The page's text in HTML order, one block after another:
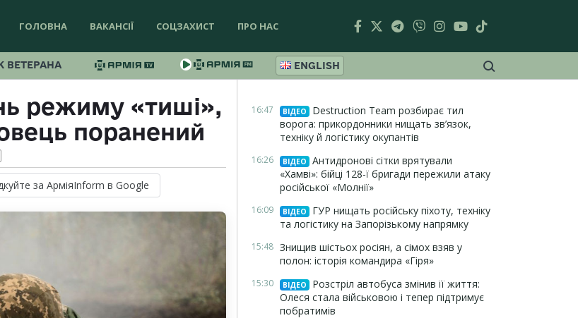
ГОЛОВНА ВАКАНСІЇ СОЦЗАХИСТ ПРО НАС
ВЕТЕРАНА ENGLISH
режиму «тиші»,
поранений
за АрміяInform в Google
16:47 ВІДЕО
Destruction Team розбирає тил
ворога: прикордонники нищать зв’язок,
техніку й логістику окупантів
16:26 ВІДЕО
Антидронові сітки врятували
«Хамві»: бійці 128-ї бригади пережили атаку
російської «Молнії»
16:09 ВІДЕО
ГУР нищать російську піхоту, техніку
та логістику на Запорізькому напрямку
15:48 Знищив шістьох росіян, а сімох взяв у
полон: історія командира «Гіря»
15:30 ВІДЕО
Розстріл автобуса змінив її життя:
Олеся стала військовою і тепер підтримує
побратимів